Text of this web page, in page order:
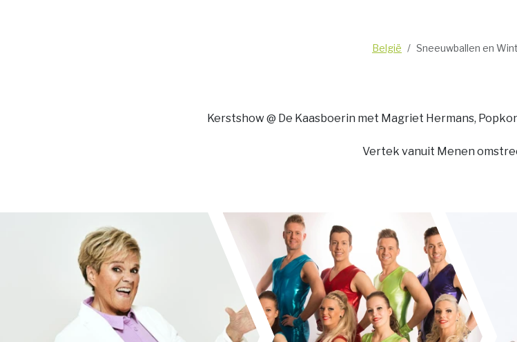
België Sneeuwballen en
Kerstshow @ De Kaasboerin met Magriet Hermans,
Vertek vanuit Menen